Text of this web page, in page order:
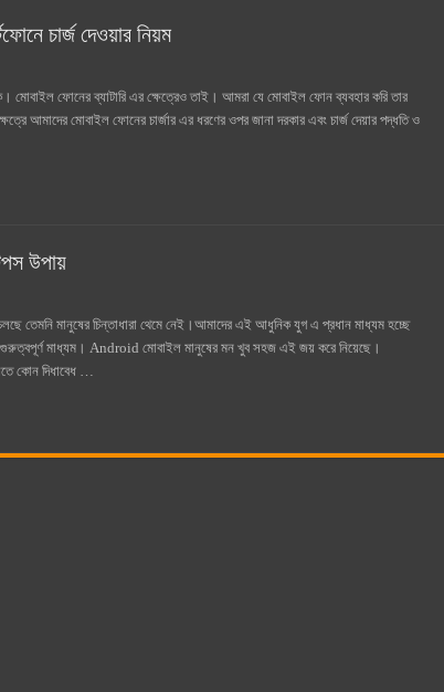
ম্যাজিস্ট্রেট এর সুযোগ সুবিধা
২০২৫
বাজারে ব্যবসার আইডিয়া
চার্জ দেওয়ার নিয়ম
মোবাইল ফোনের ব্যাটারি এর ক্ষেত্রেও তাই। আমরা যে মোবাইল ফোন ব্যবহার করি তার
আমাদের মোবাইল ফোনের চার্জার এর ধরণের ওপর জানা দরকার এবং চার্জ দেয়ার পদ্ধতি ও
উপায়
তেমনি মানুষের চিন্তাধারা থেমে নেই।আমাদের এই আধুনিক যুগ এ প্রধান মাধ্যম হচ্ছে
মাধ্যম। Android মোবাইল মানুষের মন খুব সহজ এই জয় করে নিয়েছে।
কোন দিধাবেধ …